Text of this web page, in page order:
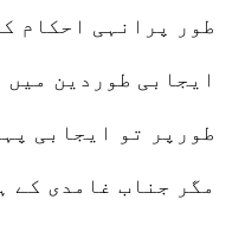
طور پرانہی احکام
ایجابی طوردین
طورپر تو ایجابی
مگر جناب غامدی کے